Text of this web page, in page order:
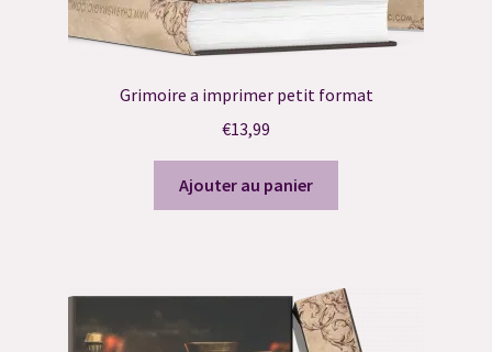
Grimoire a imprimer petit format
€13,99
Ajouter au panier